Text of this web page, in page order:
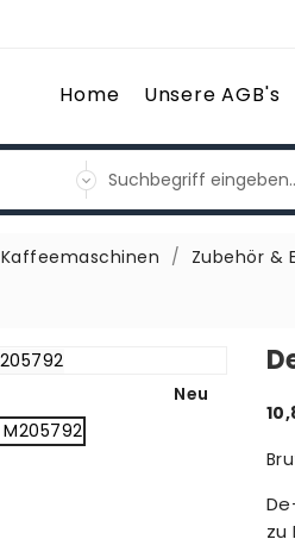
Home Unsere AGB's
Kaffeemaschinen Zubehör &
Neu
zu